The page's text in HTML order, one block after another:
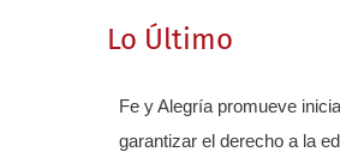
Lo Último
Fe y Alegría promueve
garantizar el derecho a la